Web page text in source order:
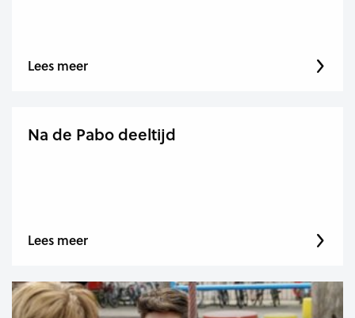
Lees meer
Na de Pabo deeltijd
Lees meer